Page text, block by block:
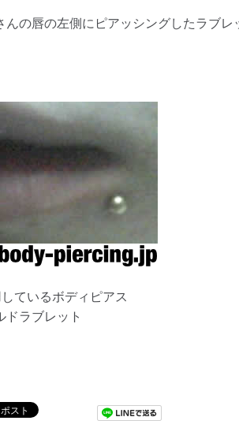
んの唇の左側にピアッシングしたラブレ
ているボディピアス
ドラブレット